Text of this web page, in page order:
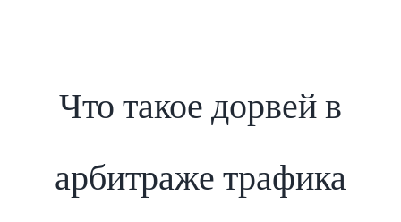
Что такое дорвей в
арбитраже трафика